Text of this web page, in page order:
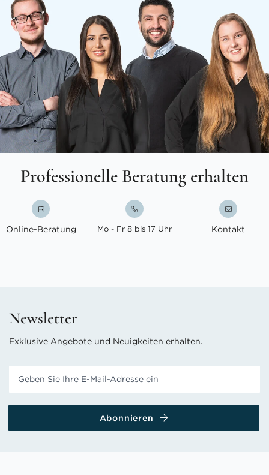
Professionelle Beratung erhalten
Online-Beratung Mo - Fr 8 bis 17 Uhr Kontakt
Newsletter
Exklusive Angebote und Neuigkeiten erhalten.
Abonnieren